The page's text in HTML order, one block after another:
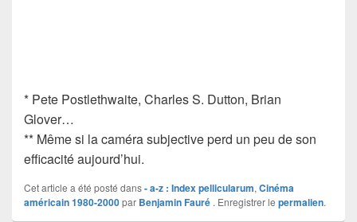
* Pete Postlethwaite, Charles S. Dutton, Brian
Glover…
** Même si la caméra subjective perd un peu de son
efficacité aujourd’hui.
Cet article a été posté dans- a-z : Index pellicularum, Cinéma
américain 1980-2000par Benjamin Fauré . Enregistrer le permalien.